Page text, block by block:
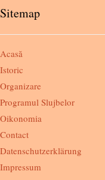
Sitemap
Acasă
Istoric
Organizare
Programul Slujbelor
Oikonomia
Contact
Datenschutzerklärung
Impressum